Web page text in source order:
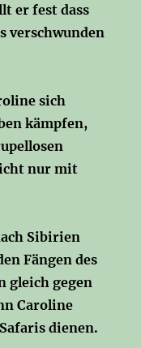
er fest dass
verschwunden
sich
kämpfen,
nur mit
Sibirien
Fängen des
gleich gegen
Caroline
dienen.